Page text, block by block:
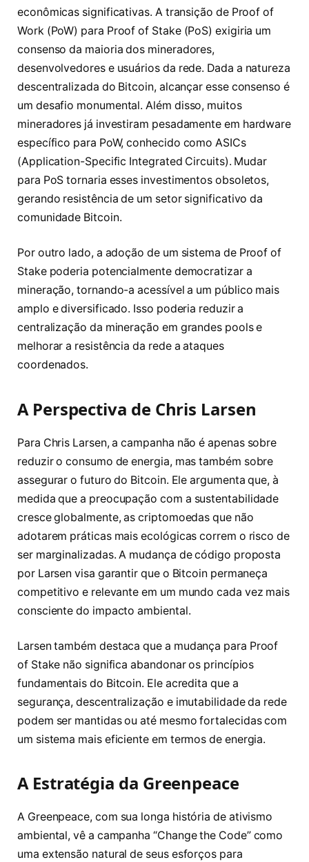
econômicas significativas. A transição de Proof of
Work (PoW) para Proof of Stake (PoS) exigiria um
consenso da maioria dos mineradores,
desenvolvedores e usuários da rede. Dada a natureza
descentralizada do Bitcoin, alcançar esse consenso é
um desafio monumental. Além disso, muitos
mineradores já investiram pesadamente em hardware
específico para PoW, conhecido como ASICs
(Application-Specific Integrated Circuits). Mudar
para PoS tornaria esses investimentos obsoletos,
gerando resistência de um setor significativo da
comunidade Bitcoin.
Por outro lado, a adoção de um sistema de Proof of
Stake poderia potencialmente democratizar a
mineração, tornando-a acessível a um público mais
amplo e diversificado. Isso poderia reduzir a
centralização da mineração em grandes pools e
melhorar a resistência da rede a ataques
coordenados.
A Perspectiva de Chris Larsen
Para Chris Larsen, a campanha não é apenas sobre
reduzir o consumo de energia, mas também sobre
assegurar o futuro do Bitcoin. Ele argumenta que, à
medida que a preocupação com a sustentabilidade
cresce globalmente, as criptomoedas que não
adotarem práticas mais ecológicas correm o risco de
ser marginalizadas. A mudança de código proposta
por Larsen visa garantir que o Bitcoin permaneça
competitivo e relevante em um mundo cada vez mais
consciente do impacto ambiental.
Larsen também destaca que a mudança para Proof
of Stake não significa abandonar os princípios
fundamentais do Bitcoin. Ele acredita que a
segurança, descentralização e imutabilidade da rede
podem ser mantidas ou até mesmo fortalecidas com
um sistema mais eficiente em termos de energia.
A Estratégia da Greenpeace
A Greenpeace, com sua longa história de ativismo
ambiental, vê a campanha “Change the Code” como
uma extensão natural de seus esforços para